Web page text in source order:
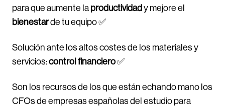
para que aumente la productividad y mejore el
bienestarde tu equipo ✅
Solución ante los altos costes de los materiales y
servicios:control financiero✅
Son los recursos de los que están echando mano los
CFOs de empresas españolas del estudio para